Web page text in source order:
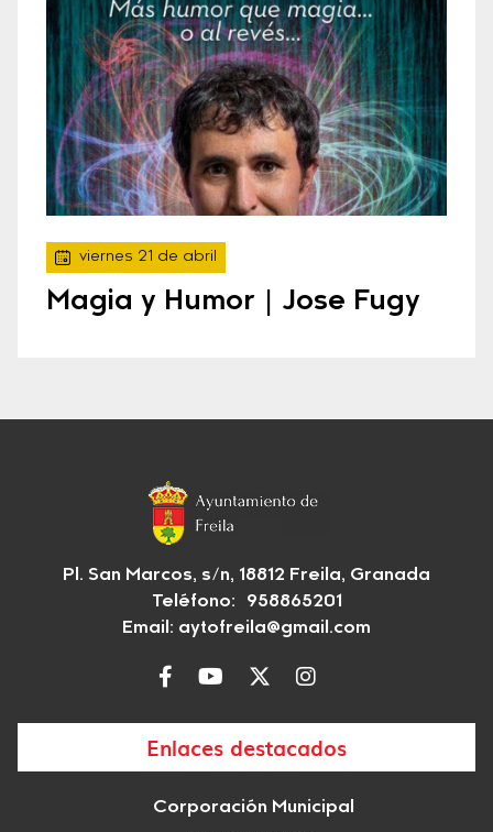
viernes 21 de abril
Magia y Humor | Jose Fugy
Pl. San Marcos, s/n, 18812 Freila, Granada
Teléfono: 958865201
Email: aytofreila@gmail.com
Enlaces destacados
Corporación Municipal